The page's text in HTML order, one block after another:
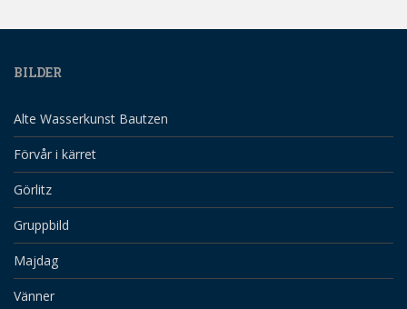
BILDER
Alte Wasserkunst Bautzen
Förvår i kärret
Görlitz
Gruppbild
Majdag
Vänner